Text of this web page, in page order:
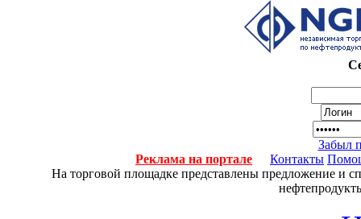
Забыл
Реклама на портале
Контакты
На торговой площадке представлены предложение и